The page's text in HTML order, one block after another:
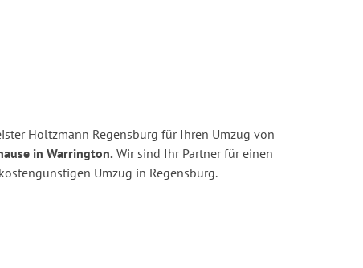
Holtzmann Regensburg für Ihren Umzug von
in Warrington. Wir sind Ihr Partner für einen
Umzug in Regensburg.